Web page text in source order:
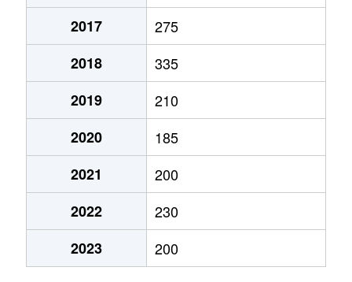
2017
275
2018
335
2019
210
2020
185
2021
200
2022
230
2023
200